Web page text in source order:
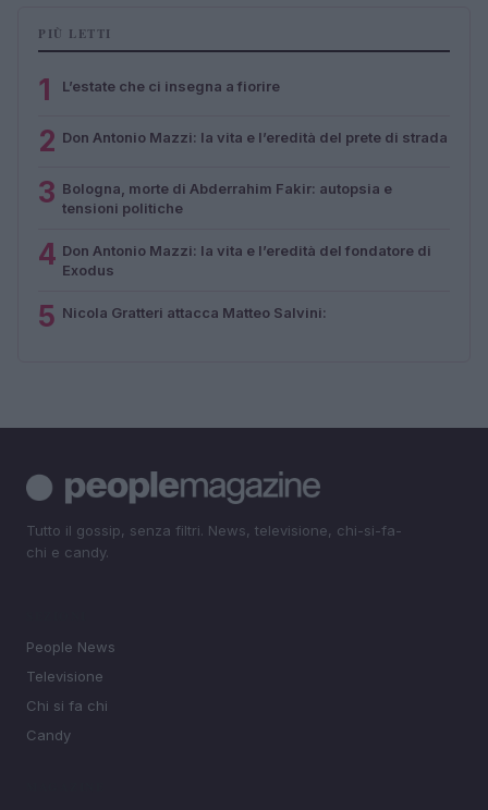
PIÙ LETTI
1 L’estate che ci insegna a fiorire
2 Don Antonio Mazzi: la vita e l’eredità del prete di strada
3 Bologna, morte di Abderrahim Fakir: autopsia e
tensioni politiche
4 Don Antonio Mazzi: la vita e l’eredità del fondatore di
Exodus
5 Nicola Gratteri attacca Matteo Salvini:
Tutto il gossip, senza filtri. News, televisione, chi-si-fa-
chi e candy.
People News
Televisione
Chi si fa chi
Candy